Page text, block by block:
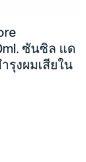
ซันซิล แด
รุงผมเสียใน